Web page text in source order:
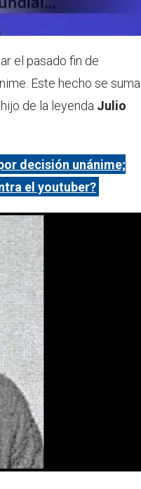
el pasado fin de
Este hecho se suma
de la leyenda Julio
decisión unánime;
el youtuber?